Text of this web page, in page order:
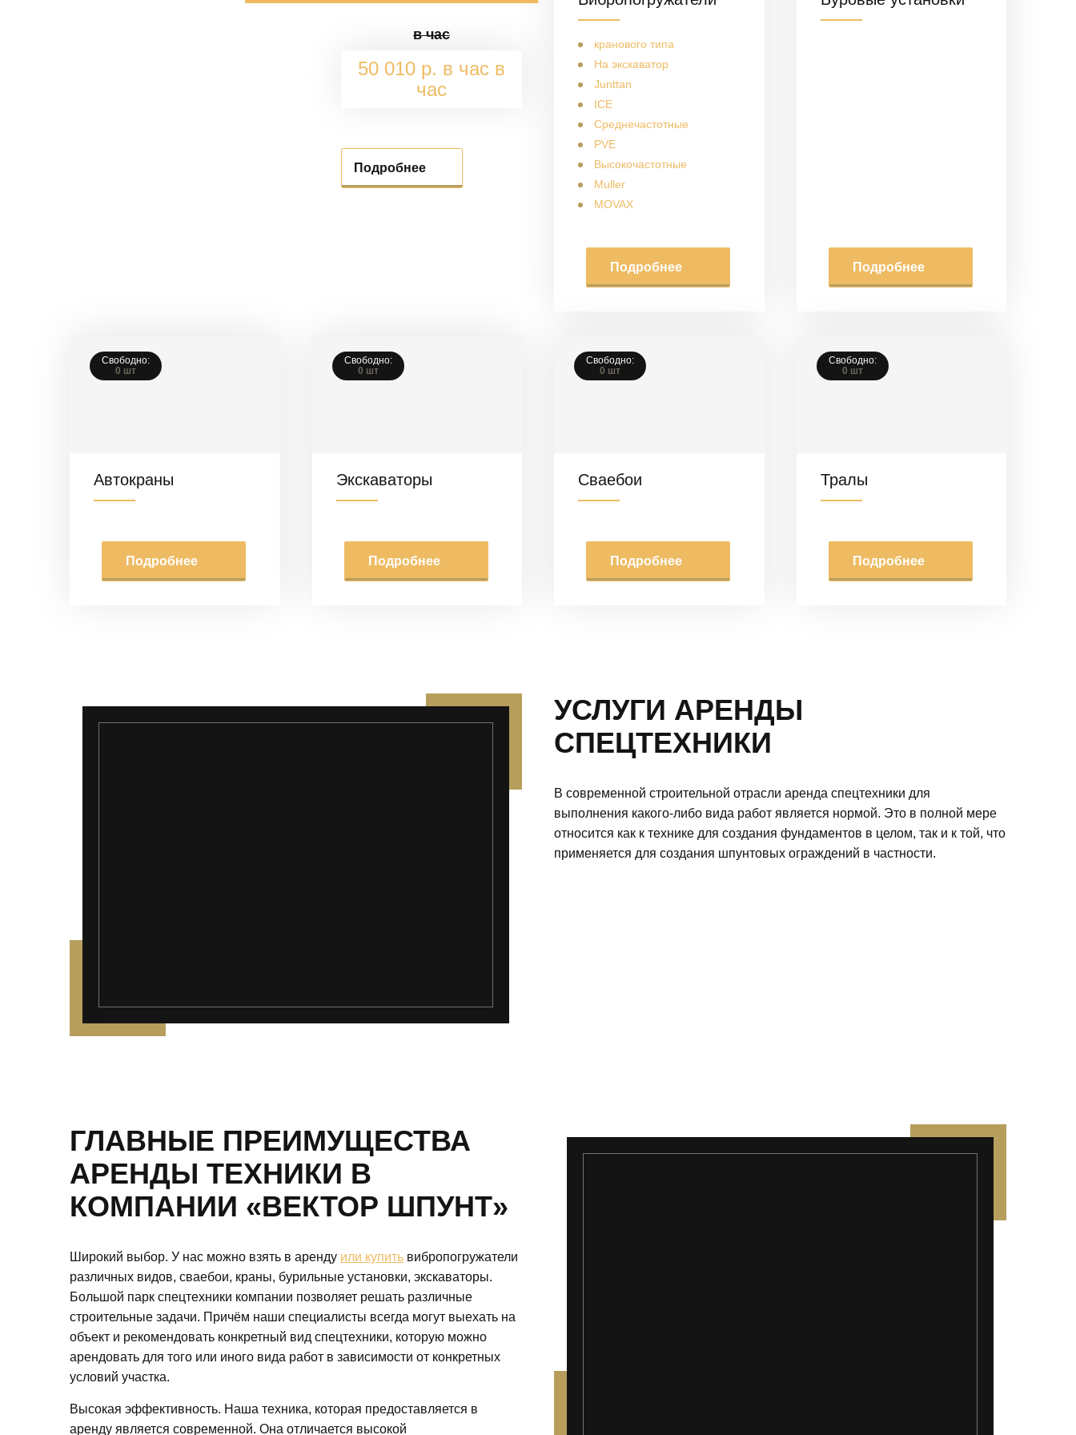
в час
50 010 р. в час в
час
Подробнее
кранового типа
На экскаватор
Junttan
ICE
Среднечастотные
PVE
Высокочастотные
Muller
MOVAX
Подробнее Подробнее
Свободно:
0 шт
Автокраны
Подробнее
Свободно:
0 шт
Экскаваторы
Подробнее
Свободно:
0 шт
Сваебои
Подробнее
Свободно:
0 шт
Тралы
Подробнее
УСЛУГИ АРЕНДЫ
СПЕЦТЕХНИКИ
В современной строительной отрасли аренда спецтехники для
выполнения какого-либо вида работ является нормой. Это в полной мере
относится как к технике для создания фундаментов в целом, так и к той, что
применяется для создания шпунтовых ограждений в частности.
ГЛАВНЫЕ ПРЕИМУЩЕСТВА
АРЕНДЫ ТЕХНИКИ В
КОМПАНИИ «ВЕКТОР ШПУНТ»
Широкий выбор. У нас можно взять в аренду или купить вибропогружатели
различных видов, сваебои, краны, бурильные установки, экскаваторы.
Большой парк спецтехники компании позволяет решать различные
строительные задачи. Причём наши специалисты всегда могут выехать на
объект и рекомендовать конкретный вид спецтехники, которую можно
арендовать для того или иного вида работ в зависимости от конкретных
условий участка.
Высокая эффективность. Наша техника, которая предоставляется в
аренду является современной. Она отличается высокой